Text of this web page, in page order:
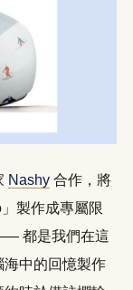
Nashy合作，將
製作成專屬限
都是我們在這
中的回憶製作